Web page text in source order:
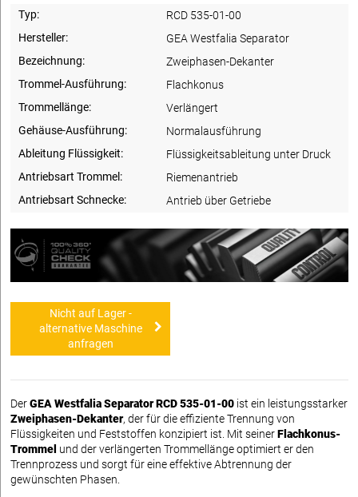
Typ:
RCD 535-01-00
Hersteller:
GEA Westfalia Separator
Bezeichnung:
Zweiphasen-Dekanter
Trommel-Ausführung:
Flachkonus
Trommellänge:
Verlängert
Gehäuse-Ausführung:
Normalausführung
Ableitung Flüssigkeit:
Flüssigkeitsableitung unter Druck
Antriebsart Trommel:
Riemenantrieb
Antriebsart Schnecke:
Antrieb über Getriebe
Nicht auf Lager -
alternative Maschine
anfragen
DerGEA Westfalia Separator RCD 535-01-00 ist ein leistungsstarker
Zweiphasen-Dekanter, der für die effiziente Trennung von
Flüssigkeiten und Feststoffen konzipiert ist. Mit seinerFlachkonus-
Trommel und der verlängerten Trommellänge optimiert er den
Trennprozess und sorgt für eine effektive Abtrennung der
gewünschten Phasen.